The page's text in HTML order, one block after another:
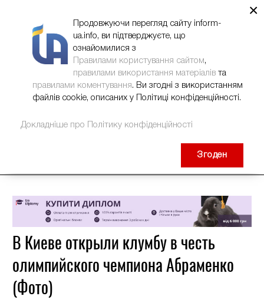
В Киеве открыли клумбу в честь
олимпийского чемпиона Абраменко
(Фото)
×
Продовжуючи перегляд сайту inform-
ua.info, ви підтверджуєте, що
ознайомилися з
Правилами користування сайтом,
правилами використання матеріалів та
правилами коментування. Ви згодні з використанням
файлів cookie, описаних у Політиці конфіденційності.
Докладніше про Політику конфіденційності
Згоден